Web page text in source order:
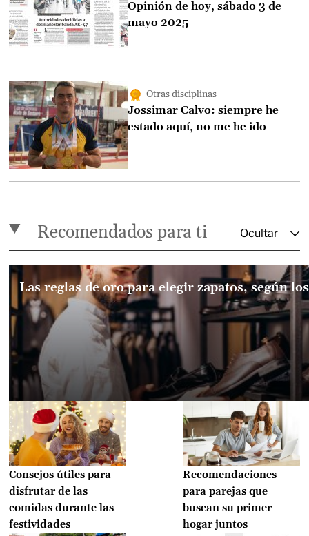
Opinión de hoy, sábado 3 de
mayo 2025
Otras disciplinas
Jossimar Calvo: siempre he
estado aquí, no me he ido
Recomendados para ti
Las reglas de oro para elegir zapatos, según
Consejos útiles para
disfrutar de las
comidas durante las
festividades
Recomendaciones
para parejas que
buscan su primer
hogar juntos